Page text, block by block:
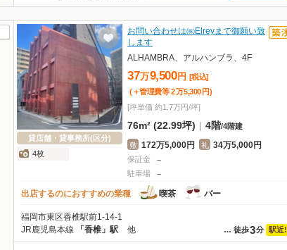
貸店舗・貸事務所(区分)
4枚
お問い合わせは㈱Elreyまで御願い致
します
ALHAMBRA、アルハンブラ、4F
37万9,500 円
[税込]
(＋管理費等 2万5,300 円)
[坪単価 約1.7万円/坪]
76m² (22.99坪) | 4階/4階建
敷 172万5,000円 礼 34万5,000円
保証金 －
駐車場
－
出店するのにおすすめの業種
喫茶 バー
福岡市東区香椎駅前1-14-1
… 徒歩3分 駅近!
JR鹿児島本線 「香椎」駅 他